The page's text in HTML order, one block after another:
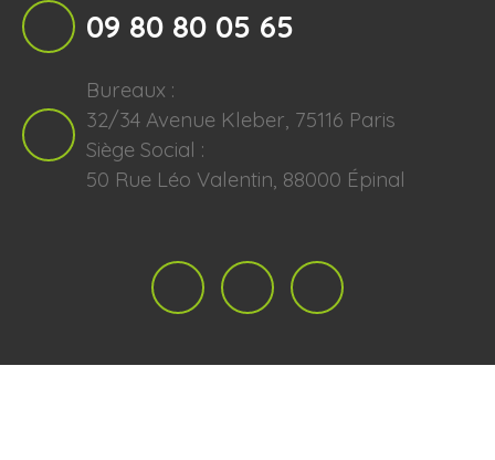
09 80 80 05 65
Bureaux :
32/34 Avenue Kleber, 75116 Paris
Siège Social :
50 Rue Léo Valentin, 88000 Épinal